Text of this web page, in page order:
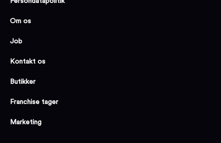
Om os
Job
Kontakt os
Butikker
Franchise tager
Marketing